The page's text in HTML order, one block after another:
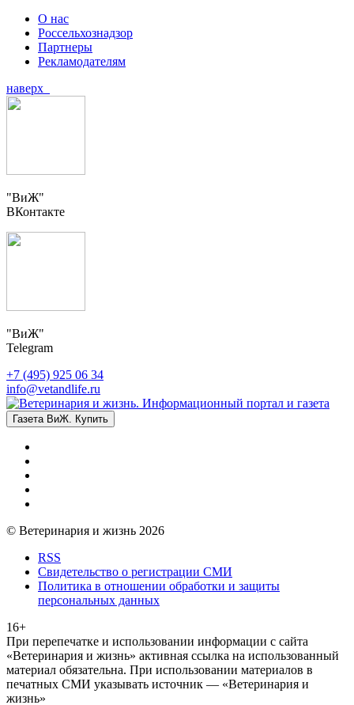
О нас
Россельхознадзор
Партнеры
Рекламодателям
наверх
"ВиЖ"
ВКонтакте
"ВиЖ"
Telegram
+7 (495) 925 06 34
info@vetandlife.ru
Газета ВиЖ. Купить
© Ветеринария и жизнь 2026
RSS
Свидетельство о регистрации СМИ
Политика в отношении обработки и защиты
персональных данных
16+
При перепечатке и использовании информации с сайта
«Ветеринария и жизнь» активная ссылка на использованный
материал обязательна. При использовании материалов в
печатных СМИ указывать источник — «Ветеринария и
жизнь»